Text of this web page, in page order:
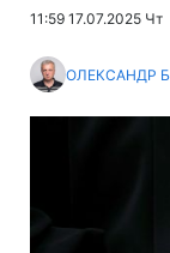
11:59 17.07.2025 Чт
ОЛЕКСАНДР